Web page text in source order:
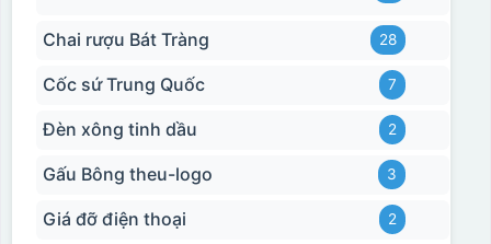
Chai rượu Bát Tràng 28
Cốc sứ Trung Quốc 7
Đèn xông tinh dầu 2
Gấu Bông theu-logo 3
Giá đỡ điện thoại 2